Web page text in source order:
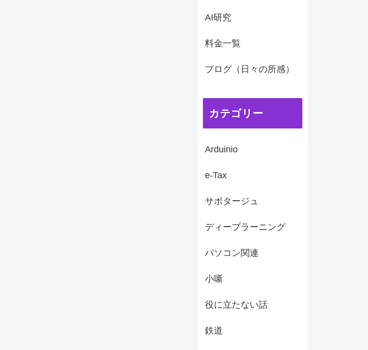
AI研究
料金一覧
ブログ（日々の所感）
カテゴリー
Arduinio
e-Tax
サボタージュ
ディープラーニング
パソコン関連
小噺
役に立たない話
鉄道